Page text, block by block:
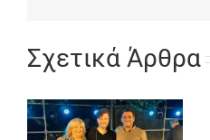
Σχετικά Άρθρα